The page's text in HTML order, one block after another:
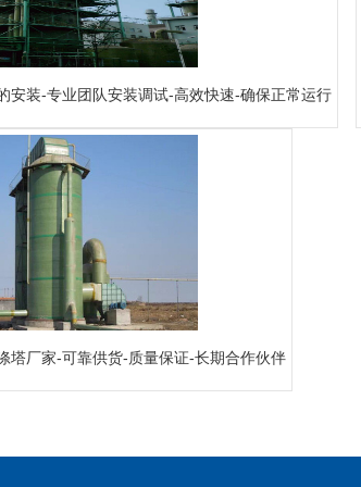
安装-专业团队安装调试-高效快速-确保正常运行
塔厂家-可靠供货-质量保证-长期合作伙伴